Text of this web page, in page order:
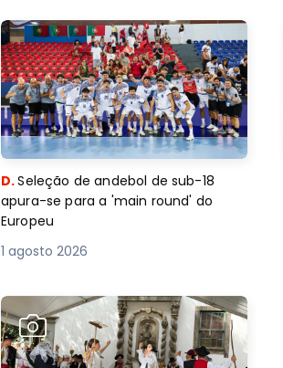
D.Seleção de andebol de sub-18
apura-se para a 'main round' do
Europeu
1 agosto 2026